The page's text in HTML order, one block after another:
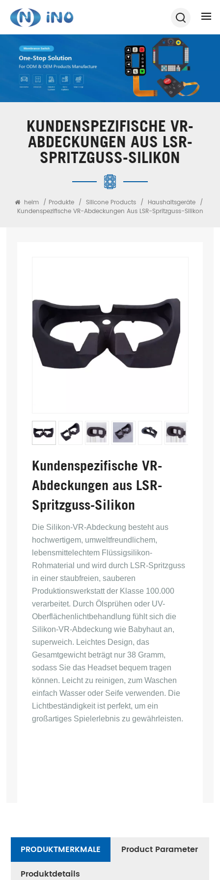
KUNDENSPEZIFISCHE VR-
ABDECKUNGEN AUS LSR-
SPRITZGUSS-SILIKON
heim / Produkte / Silicone Products / Haushaltsgeräte /
Kundenspezifische VR-Abdeckungen Aus LSR-Spritzguss-Silikon
Kundenspezifische VR-
Abdeckungen aus LSR-
Spritzguss-Silikon
Die Silikon-VR-Abdeckung besteht aus
hochwertigem, umweltfreundlichem,
lebensmittelechtem Flüssigsilikon-
Rohmaterial und wird durch LSR-Spritzguss
in einer staubfreien, sauberen
Produktionswerkstatt der Klasse 100.000
verarbeitet. Durch Ölsprühen oder UV-
Oberflächenlichtbehandlung fühlt sich die
Silikon-VR-Abdeckung wie Babyhaut an,
superweich. Leichtes Design, das
Gesamtgewicht beträgt nur 38 Gramm,
sodass Sie das Headset bequem tragen
können. Leicht zu reinigen, zum Waschen
einfach Wasser oder Seife verwenden. Die
Lichtbeständigkeit ist perfekt, um ein
großartiges Spielerlebnis zu gewährleisten.
PRODUKTMERKMALE
Product Parameter
Produktdetails